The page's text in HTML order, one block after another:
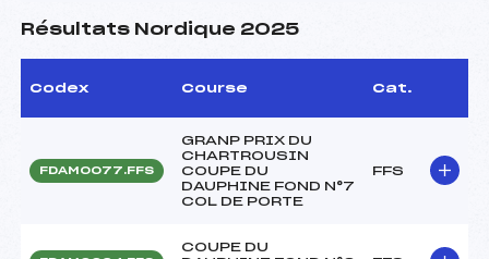
Résultats Nordique 2025
Codex Course Cat.
FDAM0077.FFS
GRANP PRIX DU
CHARTROUSIN
COUPE DU
DAUPHINE FOND N°7
COL DE PORTE
FFS
COUPE DU